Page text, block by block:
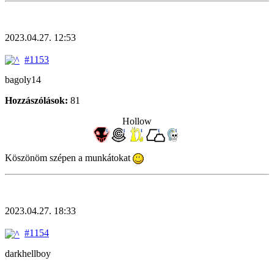
2023.04.27. 12:53
#1153
bagoly14
Hozzászólások: 81
Hollow
Köszönöm szépen a munkátokat
2023.04.27. 18:33
#1154
darkhellboy